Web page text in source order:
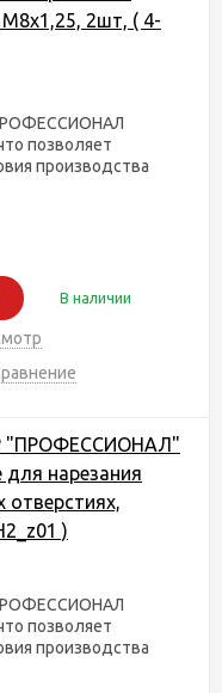
М8х1,25, 2шт, ( 4-
позволяет
производства
В наличии
"ПРОФЕССИОНАЛ"
нарезания
отверстиях,
)
позволяет
производства